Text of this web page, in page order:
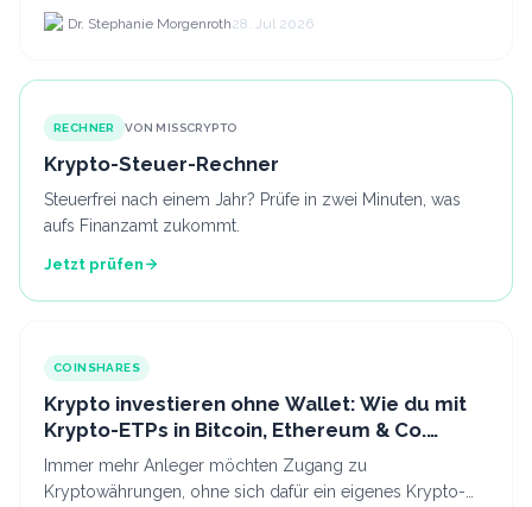
von 880.000 auf etwa 628.
Dr. Stephanie Morgenroth28. Jul 2026
RECHNER VON MISSCRYPTO
Krypto-Steuer-Rechner
Steuerfrei nach einem Jahr? Prüfe in zwei Minuten, was
aufs Finanzamt zukommt.
Jetzt prüfen
COINSHARES
Krypto investieren ohne Wallet: Wie du mit
Krypto-ETPs in Bitcoin, Ethereum & Co.
anlegst
Immer mehr Anleger möchten Zugang zu
Kryptowährungen, ohne sich dafür ein eigenes Krypto-